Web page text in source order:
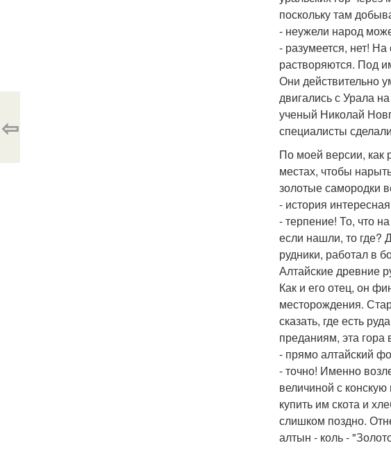
поскольку там
- неужели народ
- разумеется, нет!
растворяются. Под
Они действительно
двигались с Урала
ученый Николай
специалисты
По моей версии, как
местах, чтобы
золотые самородки
- история
- терпение! То, что
если нашли, то где?
рудники, работал в
Алтайские древние
Как и его отец, он
месторождения.
сказать, где есть
преданиям, эта
- прямо алтайский
- точно! Именно
величиной с
купить им скота и
слишком поздно.
алтын - коль -
⇦